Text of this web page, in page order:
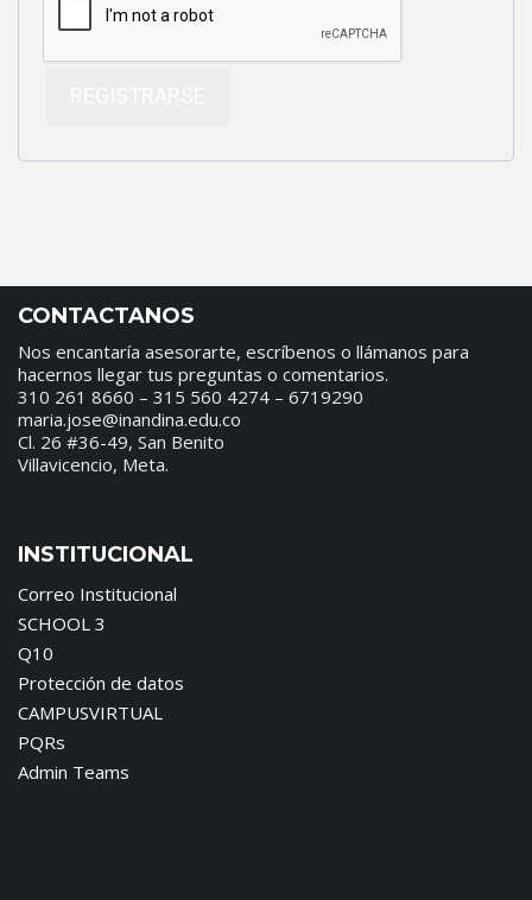
CONTACTANOS
Nos encantaría asesorarte, escríbenos o llámanos para
hacernos llegar tus preguntas o comentarios.
310 261 8660 – 315 560 4274 – 6719290
maria.jose@inandina.edu.co
Cl. 26 #36-49, San Benito
Villavicencio, Meta.
INSTITUCIONAL
Correo Institucional
SCHOOL 3
Q10
Protección de datos
CAMPUSVIRTUAL
PQRs
Admin Teams